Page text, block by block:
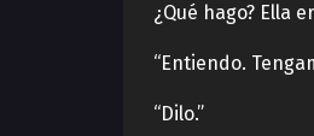
¿Qué hago? Ella
“Entiendo.
“Dilo.”